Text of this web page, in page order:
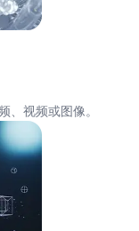
、视频或图像。